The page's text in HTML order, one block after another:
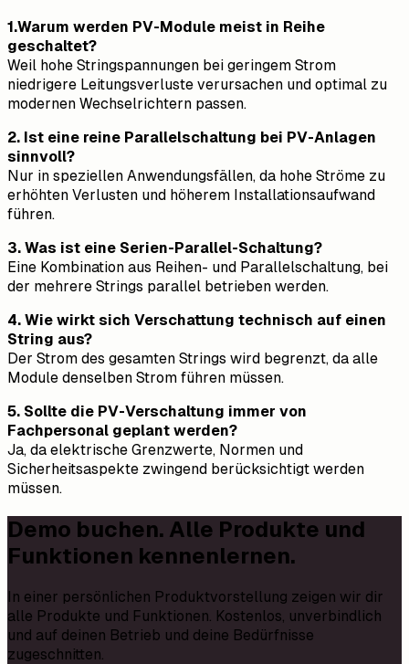
1.Warum werden PV-Module meist in Reihe
geschaltet?
Weil hohe Stringspannungen bei geringem Strom
niedrigere Leitungsverluste verursachen und optimal zu
modernen Wechselrichtern passen.
2. Ist eine reine Parallelschaltung bei PV-Anlagen
sinnvoll?
Nur in speziellen Anwendungsfällen, da hohe Ströme zu
erhöhten Verlusten und höherem Installationsaufwand
führen.
3. Was ist eine Serien-Parallel-Schaltung?
Eine Kombination aus Reihen- und Parallelschaltung, bei
der mehrere Strings parallel betrieben werden.
4. Wie wirkt sich Verschattung technisch auf einen
String aus?
Der Strom des gesamten Strings wird begrenzt, da alle
Module denselben Strom führen müssen.
5. Sollte die PV-Verschaltung immer von
Fachpersonal geplant werden?
Ja, da elektrische Grenzwerte, Normen und
Sicherheitsaspekte zwingend berücksichtigt werden
müssen.
Demo buchen. Alle Produkte und
Funktionen kennenlernen.
In einer persönlichen Produktvorstellung zeigen wir dir
alle Produkte und Funktionen. Kostenlos, unverbindlich
und auf deinen Betrieb und deine Bedürfnisse
zugeschnitten.